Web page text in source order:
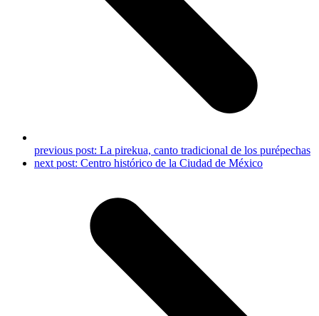
previous post: La pirekua, canto tradicional de los purépechas
next post: Centro histórico de la Ciudad de México